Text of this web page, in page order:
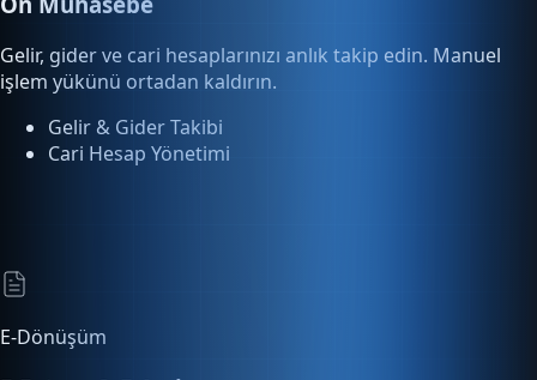
Gelir, gider ve cari hesaplarınızı anlık takip edin. Manuel
işlem yükünü ortadan kaldırın.
Gelir & Gider Takibi
Cari Hesap Yönetimi
E-Dönüşüm
E-Fatura & E-Arşiv